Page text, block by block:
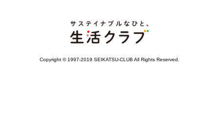
Copyright © 1997-2019 SEIKATSU-CLUB All Rights Reserved.